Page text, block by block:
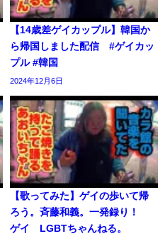
【14歳差ゲイカップル】韓国か
ら帰国しました配信 #ゲイカッ
プル #韓国
2024年12月6日
【歌ってみた】ゲイの歩いて帰
ろう。斉藤和義。一発録り！
ゲイ LGBTちゃんねる。